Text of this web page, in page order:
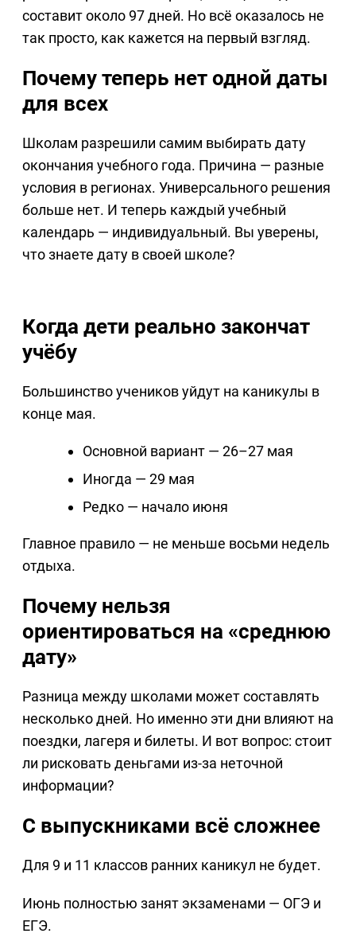
составит около 97 дней. Но всё оказалось не
так просто, как кажется на первый взгляд.
Почему теперь нет одной даты
для всех
Школам разрешили самим выбирать дату
окончания учебного года. Причина — разные
условия в регионах. Универсального решения
больше нет. И теперь каждый учебный
календарь — индивидуальный. Вы уверены,
что знаете дату в своей школе?
Когда дети реально закончат
учёбу
Большинство учеников уйдут на каникулы в
конце мая.
Основной вариант — 26–27 мая
Иногда — 29 мая
Редко — начало июня
Главное правило — не меньше восьми недель
отдыха.
Почему нельзя
ориентироваться на «среднюю
дату»
Разница между школами может составлять
несколько дней. Но именно эти дни влияют на
поездки, лагеря и билеты. И вот вопрос: стоит
ли рисковать деньгами из-за неточной
информации?
С выпускниками всё сложнее
Для 9 и 11 классов ранних каникул не будет.
Июнь полностью занят экзаменами — ОГЭ и
ЕГЭ.